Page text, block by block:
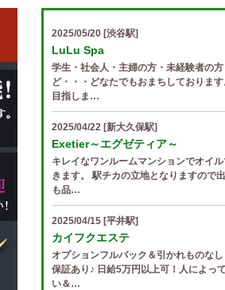
2025/05/20[渋谷駅]
LuLu Spa
学生・社会人・主婦の方・未経験者の
ど・・・どなたでもおまちしておりま
目指しま…
2025/04/22[新大久保駅]
Exetier～エグゼティア～
キレイなワンルームマンションでオイ
きます。 駅チカの立地となりますので
も品…
2025/04/15[平井駅]
カイフクエステ
オプションフルバック＆引かれものな
保証あり♪ 日給5万円以上可！人によっ
い＆…